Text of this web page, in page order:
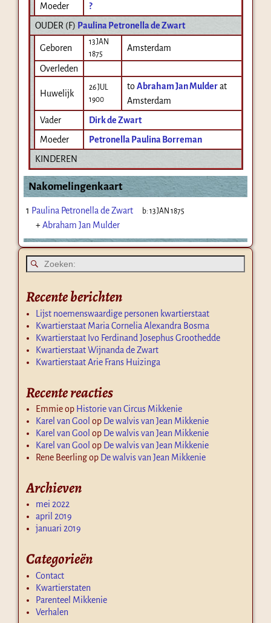
Moeder
?
OUDER (F) Paulina Petronella de Zwart
Geboren
13 JAN
1875
Amsterdam
Overleden
Huwelijk
26 JUL
1900
toAbraham Jan Mulder at
Amsterdam
Vader
Dirk de Zwart
Moeder
Petronella Paulina Borreman
KINDEREN
Nakomelingenkaart
1 Paulina Petronella de Zwart b:13 JAN 1875
+Abraham Jan Mulder
Recente berichten
Lijst noemenswaardige personen kwartierstaat
Kwartierstaat Maria Cornelia Alexandra Bosma
Kwartierstaat Ivo Ferdinand Josephus Groothedde
Kwartierstaat Wijnanda de Zwart
Kwartierstaat Arie Frans Huizinga
Recente reacties
Emmieop Historie van Circus Mikkenie
Karel van Gool op De walvis van Jean Mikkenie
Karel van Gool op De walvis van Jean Mikkenie
Karel van Gool op De walvis van Jean Mikkenie
Rene Beerlingop De walvis van Jean Mikkenie
Archieven
mei 2022
april 2019
januari 2019
Categorieën
Contact
Kwartierstaten
Parenteel Mikkenie
Verhalen